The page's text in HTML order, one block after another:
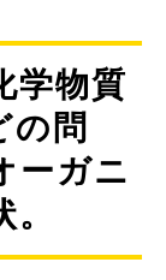
学物質
の問
ーガニ